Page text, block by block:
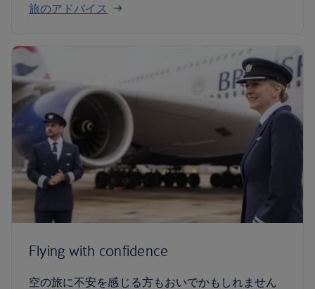
旅のアドバイス
Flying with confidence
空の旅に不安を感じる方もおいでかもしれません